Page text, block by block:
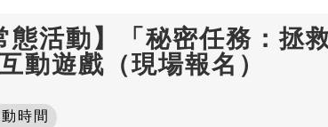
態活動】「秘密任務：拯
動遊戲（現場報名）
時間